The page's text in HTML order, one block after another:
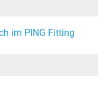
im PING Fitting